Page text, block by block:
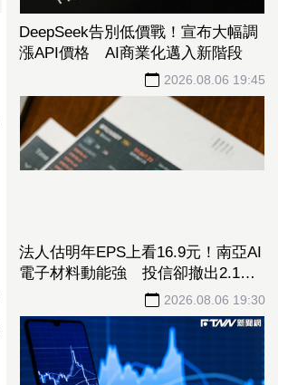
DeepSeek告別低價戰！宣布大幅調
漲API價格 AI商業化邁入新階段
2026.08.06 19:45
法人估明年EPS上看16.9元！南亞AI
電子材料動能強 投信卻撤出2.1億
2026.08.06 19:30